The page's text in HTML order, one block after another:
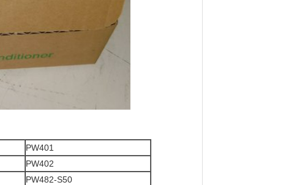
PW401
PW402
PW482-S50